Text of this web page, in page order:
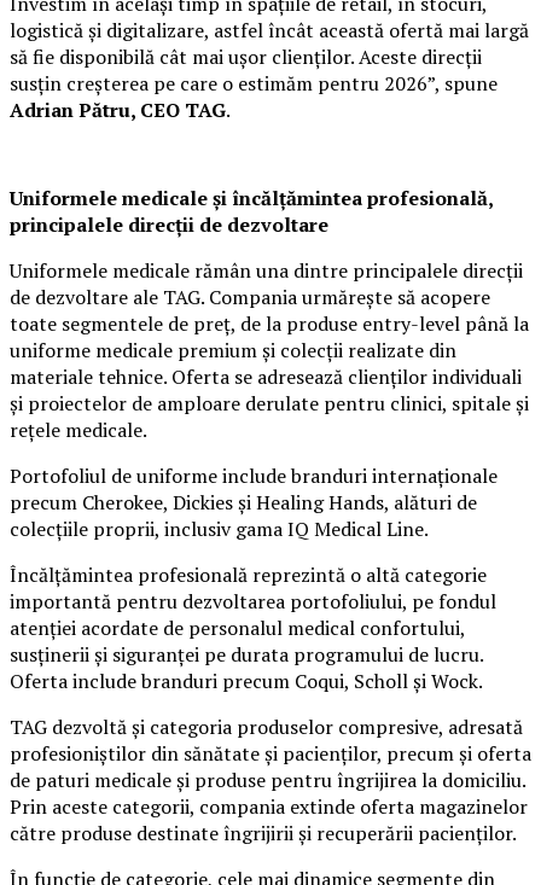
logistică și digitalizare, astfel încât această ofertă mai largă
să fie disponibilă cât mai ușor clienților. Aceste direcții
susțin creșterea pe care o estimăm pentru 2026”, spune
Adrian Pătru, CEO TAG.
Uniformele medicale și încălțămintea profesională,
principalele direcții de dezvoltare
Uniformele medicale rămân una dintre principalele direcții
de dezvoltare ale TAG. Compania urmărește să acopere
toate segmentele de preț, de la produse entry-level până la
uniforme medicale premium și colecții realizate din
materiale tehnice. Oferta se adresează clienților individuali
și proiectelor de amploare derulate pentru clinici, spitale și
rețele medicale.
Portofoliul de uniforme include branduri internaționale
precum Cherokee, Dickies și Healing Hands, alături de
colecțiile proprii, inclusiv gama IQ Medical Line.
Încălțămintea profesională reprezintă o altă categorie
importantă pentru dezvoltarea portofoliului, pe fondul
atenției acordate de personalul medical confortului,
susținerii și siguranței pe durata programului de lucru.
Oferta include branduri precum Coqui, Scholl și Wock.
TAG dezvoltă și categoria produselor compresive, adresată
profesioniștilor din sănătate și pacienților, precum și oferta
de paturi medicale și produse pentru îngrijirea la domiciliu.
Prin aceste categorii, compania extinde oferta magazinelor
către produse destinate îngrijirii și recuperării pacienților.
În funcție de categorie, cele mai dinamice segmente din